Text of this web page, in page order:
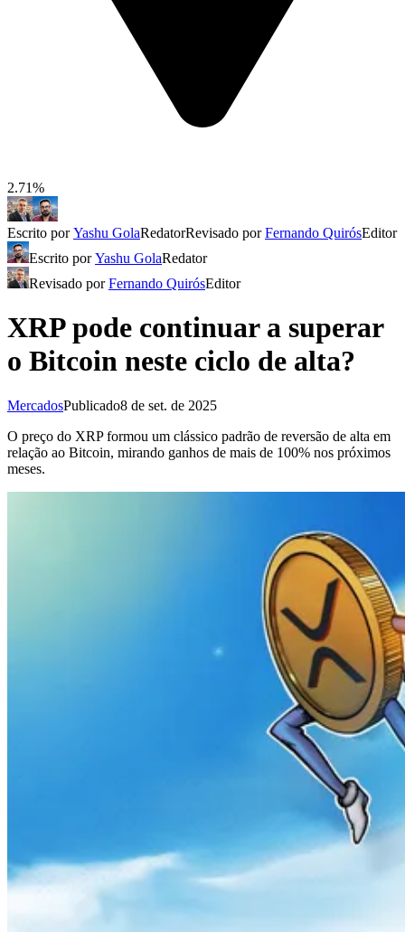
2.71%
Escrito porYashu GolaRedatorRevisado porFernando QuirósEditor
Escrito porYashu GolaRedator
Revisado porFernando QuirósEditor
XRP pode continuar a superar
o Bitcoin neste ciclo de alta?
MercadosPublicado8 de set. de 2025
O preço do XRP formou um clássico padrão de reversão de alta em
relação ao Bitcoin, mirando ganhos de mais de 100% nos próximos
meses.